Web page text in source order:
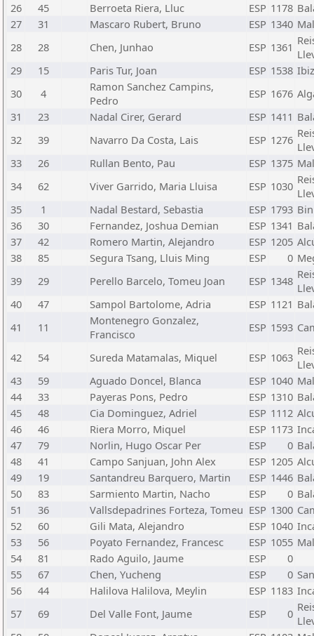
26
45 Berroeta Riera, Lluc ESP 1178
27
31 Mascaro Rubert, Bruno ESP 1340
28
28 Chen, Junhao ESP 1361
29
15 Paris Tur, Joan ESP 1538
30
4
Ramon Sanchez Campins,
Pedro
ESP 1676
31
23 Nadal Cirer, Gerard ESP 1411
32
39 Navarro Da Costa, Lais ESP 1276
33
26 Rullan Bento, Pau ESP 1375
34
62 Viver Garrido, Maria Lluisa ESP 1030
35
1 Nadal Bestard, Sebastia ESP 1793
36
30 Fernandez, Joshua Demian ESP 1341
37
42 Romero Martin, Alejandro ESP 1205
38
85 Segura Tsang, Lluis Ming ESP 0
39
29 Perello Barcelo, Tomeu Joan ESP 1348
40
47 Sampol Bartolome, Adria ESP 1121
41
11
Montenegro Gonzalez,
Francisco
ESP 1593
42 54 Sureda Matamalas, Miquel ESP 1063
43
59 Aguado Doncel, Blanca ESP 1040
44
33 Payeras Pons, Pedro ESP 1310
45
48 Cia Dominguez, Adriel ESP 1112
46
46 Riera Morro, Miquel ESP 1173
47
79 Norlin, Hugo Oscar Per ESP 0
48
41 Campo Sanjuan, John Alex ESP 1205
49
19 Santandreu Barquero, Martin ESP 1446
50
83 Sarmiento Martin, Nacho ESP 0
51
36 Vallsdepadrines Forteza, Tomeu ESP 1300
52
60 Gili Mata, Alejandro ESP 1040
53
56 Poyato Fernandez, Francesc ESP 1055
54
81 Rado Aguilo, Jaume ESP
0
55
67 Chen, Yucheng ESP 0
56
44 Halilova Halilova, Meylin ESP 1183
57
69 Del Valle Font, Jaume ESP 0